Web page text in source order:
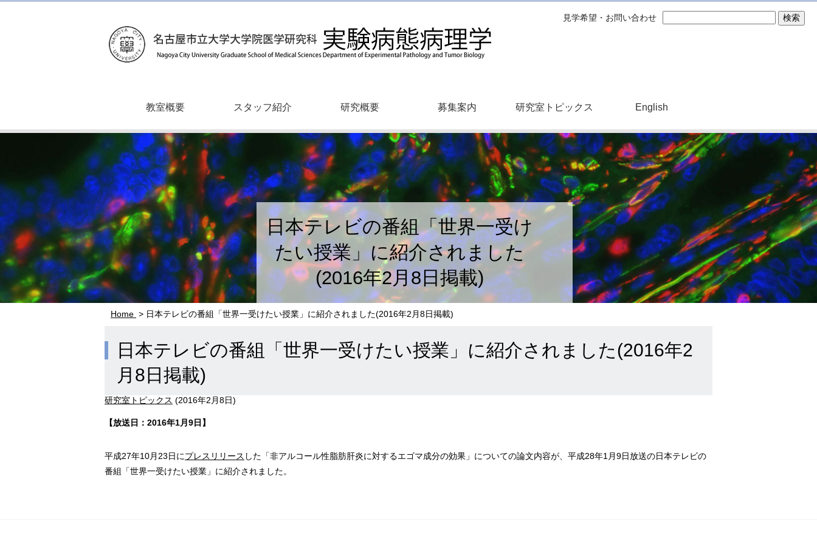
見学希望・お問い合わせ
教室概要 スタッフ紹介 研究概要 募集案内 研究室トピックス English
日本テレビの番組「世界一受け
たい授業」に紹介されました
(2016年2月8日掲載)
Home > 日本テレビの番組「世界一受けたい授業」に紹介されました(2016年2月8日掲載)
日本テレビの番組「世界一受けたい授業」に紹介されました(2016年2
月8日掲載)
研究室トピックス (2016年2月8日)
【放送日：2016年1月9日】
平成27年10月23日にプレスリリース した「非アルコール性脂肪肝炎に対するエゴマ成分の効果」についての論文内容が、平成28年1月9日放送の日本テレビの
番組「世界一受けたい授業」に紹介されました。